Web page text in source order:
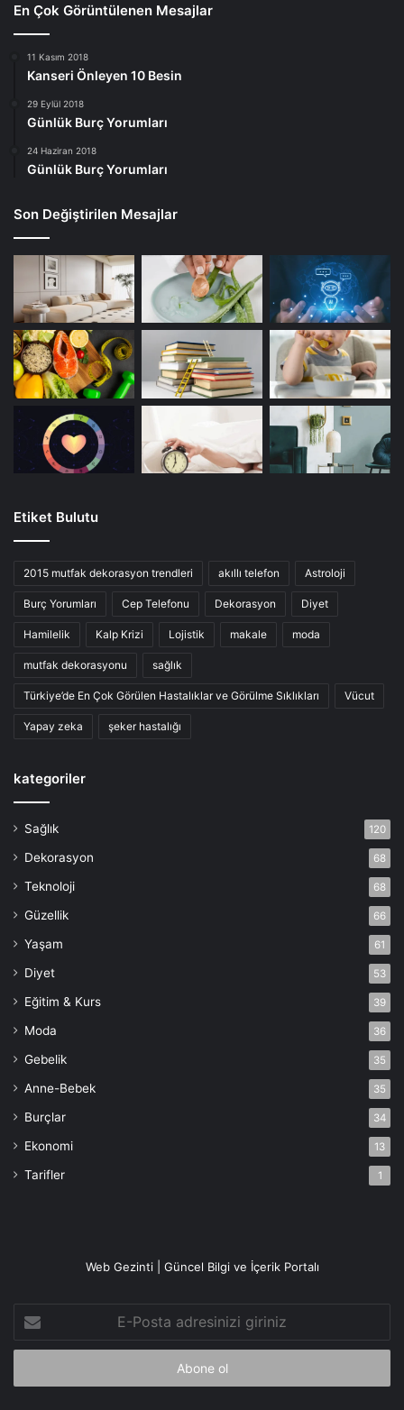
En Çok Görüntülenen Mesajlar
11 Kasım 2018
Kanseri Önleyen 10 Besin
29 Eylül 2018
Günlük Burç Yorumları
24 Haziran 2018
Günlük Burç Yorumları
Son Değiştirilen Mesajlar
Etiket Bulutu
2015 mutfak dekorasyon trendleri akıllı telefon Astroloji
Burç Yorumları Cep Telefonu Dekorasyon Diyet
Hamilelik Kalp Krizi Lojistik makale moda
mutfak dekorasyonu sağlık
Türkiye’de En Çok Görülen Hastalıklar ve Görülme Sıklıkları Vücut
Yapay zeka şeker hastalığı
kategoriler
Sağlık 120
Dekorasyon 68
Teknoloji 68
Güzellik 66
Yaşam 61
Diyet 53
Eğitim & Kurs 39
Moda 36
Gebelik 35
Anne-Bebek 35
Burçlar 34
Ekonomi 13
Tarifler 1
Web Gezinti | Güncel Bilgi ve İçerik Portalı
Posta
adresinizi